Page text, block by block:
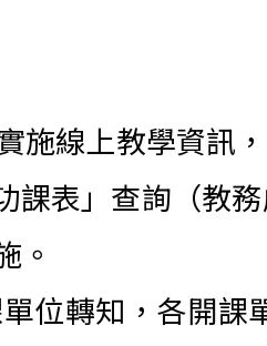
施線上教學資訊
課表」查詢（教
。
位轉知，各開課